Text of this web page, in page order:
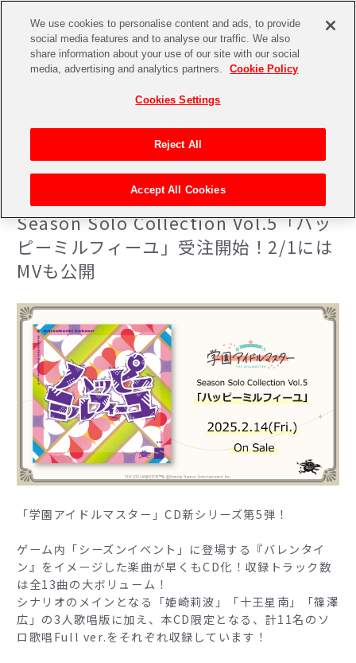
トップページ ニュース一覧 Season Solo Collection Vol.5「ハッピーミルフィーユ」受注開始！2/1にはMVも公開
Season Solo Collection Vol.5「ハッ
ピーミルフィーユ」受注開始！2/1には
MVも公開
「学園アイドルマスター」CD新シリーズ第5弾！
ゲーム内「シーズンイベント」に登場する『バレンタイ
ン』をイメージした楽曲が早くもCD化！収録トラック数
は全13曲の大ボリューム！
シナリオのメインとなる「姫崎莉波」「十王星南」「篠澤
広」の3人歌唱版に加え、本CD限定となる、計11名のソ
ロ歌唱Full ver.をそれぞれ収録しています！
We use cookies to personalise content and ads, to provide
social media features and to analyse our traffic. We also
share information about your use of our site with our social
media, advertising and analytics partners.
Cookie Policy
Cookies Settings
Reject All
Accept All Cookies